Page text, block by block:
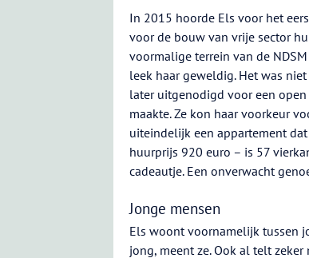
In 2015 hoorde Els voor het
voor de bouw van vrije sector
voormalige terrein van de
leek haar geweldig. Het was
later uitgenodigd voor een
maakte. Ze kon haar voorkeur
uiteindelijk een appartement
huurprijs 920 euro – is 57
cadeautje. Een onverwacht
Jonge mensen
Els woont voornamelijk tussen
jong, meent ze. Ook al telt